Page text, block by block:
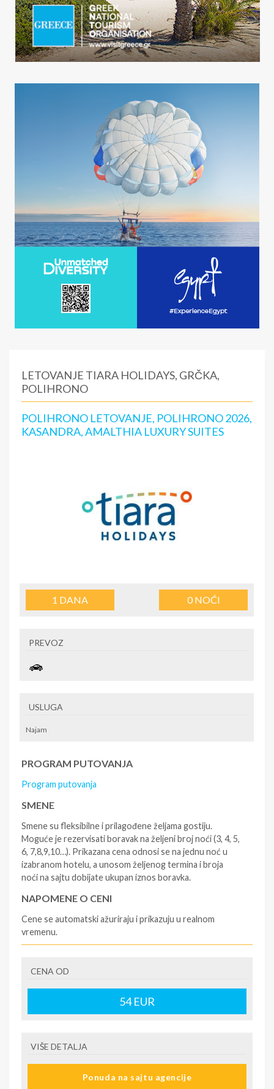
LETOVANJE TIARA HOLIDAYS, GRČKA,
POLIHRONO
POLIHRONO LETOVANJE, POLIHRONO 2026,
KASANDRA, AMALTHIA LUXURY SUITES
1 DANA 0NOĆI
PREVOZ
USLUGA
Najam
PROGRAM PUTOVANJA
Program putovanja
SMENE
Smene su fleksibilne i prilagođene željama gostiju.
Moguće je rezervisati boravak na željeni broj noći (3, 4, 5,
6, 7,8,9,10…). Prikazana cena odnosi se na jednu noć u
izabranom hotelu, a unosom željenog termina i broja
noći na sajtu dobijate ukupan iznos boravka.
NAPOMENE O CENI
Cene se automatski ažuriraju i prikazuju u realnom
vremenu.
- rezervisane i potvrđene usluge u izabranoj smeštajnoj
jedinici prema opisu - korišćenje hotelskih sadržaja
prema opisu - uslugu rezervacije - organizaciju
putovanja.
krizu) na destinaciji, plaćaju se na recepciji
hotela/apartmana za hotele sa 1* i 2* i nekategorisane
CENA OD
54EUR
VIŠE DETALJA
Ponuda na sajtu agencije